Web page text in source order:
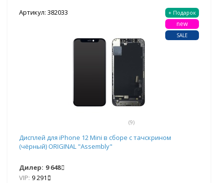
Артикул: 382033
(9)
+ Подарок
new
SALE
Дисплей для iPhone 12 Mini в сборе с тачскрином
(чёрный) ORIGINAL "Assembly"
Дилер: 9 648
VIP: 9 291